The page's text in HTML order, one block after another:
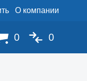
О компании
0 0